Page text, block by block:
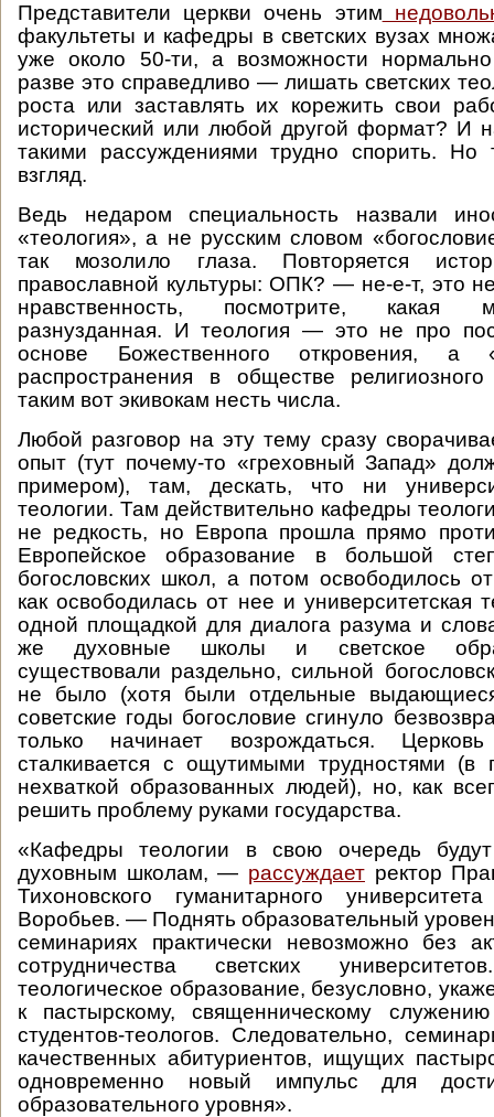
Представители церкви очень этим
факультеты и кафедры в светских вузах
уже около 50-ти, а возможности
разве это справедливо — лишать светских
роста или заставлять их корежить свои
исторический или любой другой формат? И
такими рассуждениями трудно спорить. Но
взгляд.
Ведь недаром специальность назвали
«теология», а не русским словом
так мозолило глаза. Повторяется
православной культуры: ОПК? — не-е-т, это
нравственность, посмотрите, какая
разнузданная. И теология — это не про
основе Божественного откровения, а
распространения в обществе
таким вот экивокам несть числа.
Любой разговор на эту тему сразу
опыт (тут почему-то «греховный Запад»
примером), там, дескать, что ни
теологии. Там действительно кафедры
не редкость, но Европа прошла прямо
Европейское образование в большой
богословских школ, а потом освободилось
как освободилась от нее и университетская
одной площадкой для диалога разума и
же духовные школы и светское
существовали раздельно, сильной
не было (хотя были отдельные
советские годы богословие сгинуло
только начинает возрождаться.
сталкивается с ощутимыми трудностями (в
нехваткой образованных людей), но, как
решить проблему руками государства.
«Кафедры теологии в свою очередь
духовным школам, — рассуждает ректор
Тихоновского гуманитарного
Воробьев. — Поднять образовательный
семинариях практически невозможно без
сотрудничества светских
теологическое образование, безусловно,
к пастырскому, священническому
студентов-теологов. Следовательно,
качественных абитуриентов, ищущих
одновременно новый импульс для
образовательного уровня».